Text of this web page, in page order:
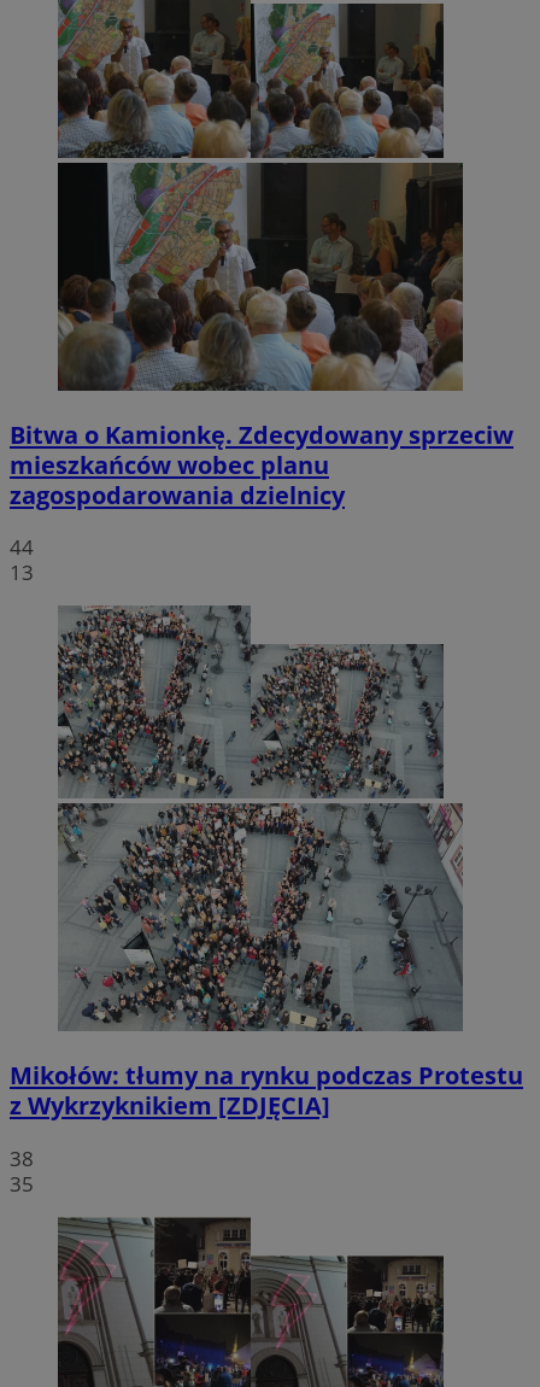
Bitwa o Kamionkę. Zdecydowany sprzeciw
mieszkańców wobec planu
zagospodarowania dzielnicy
44
13
Mikołów: tłumy na rynku podczas Protestu
z Wykrzyknikiem [ZDJĘCIA]
38
35